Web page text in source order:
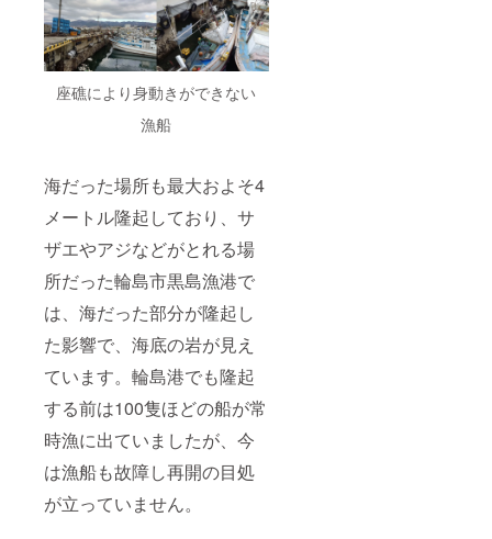
座礁により身動きができない
漁船
海だった場所も最大およそ4
メートル隆起しており、サ
ザエやアジなどがとれる場
所だった輪島市黒島漁港で
は、海だった部分が隆起し
た影響で、海底の岩が見え
ています。輪島港でも隆起
する前は100隻ほどの船が常
時漁に出ていましたが、今
は漁船も故障し再開の目処
が立っていません。